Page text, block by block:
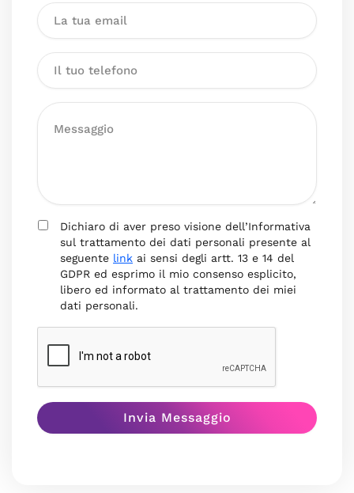
Dichiaro di aver preso visione dell’Informativa
sul trattamento dei dati personali presente al
seguente link ai sensi degli artt. 13 e 14 del
GDPR ed esprimo il mio consenso esplicito,
libero ed informato al trattamento dei miei
dati personali.